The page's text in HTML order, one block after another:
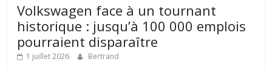
Volkswagen face à un tournant
historique : jusqu’à 100 000 emplois
pourraient disparaître
1 juillet 2026 Bertrand